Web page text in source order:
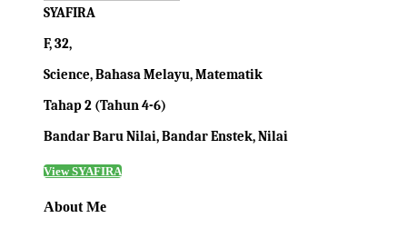
SYAFIRA
F, 32,
Science, Bahasa Melayu, Matematik
Tahap 2 (Tahun 4-6)
Bandar Baru Nilai, Bandar Enstek, Nilai
View SYAFIRA
About Me